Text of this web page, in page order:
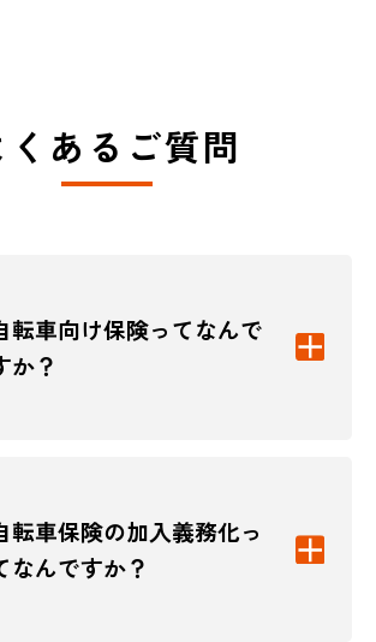
くあるご質問
転車向け保険ってなんで
か？
転車保険の加入義務化っ
なんですか？